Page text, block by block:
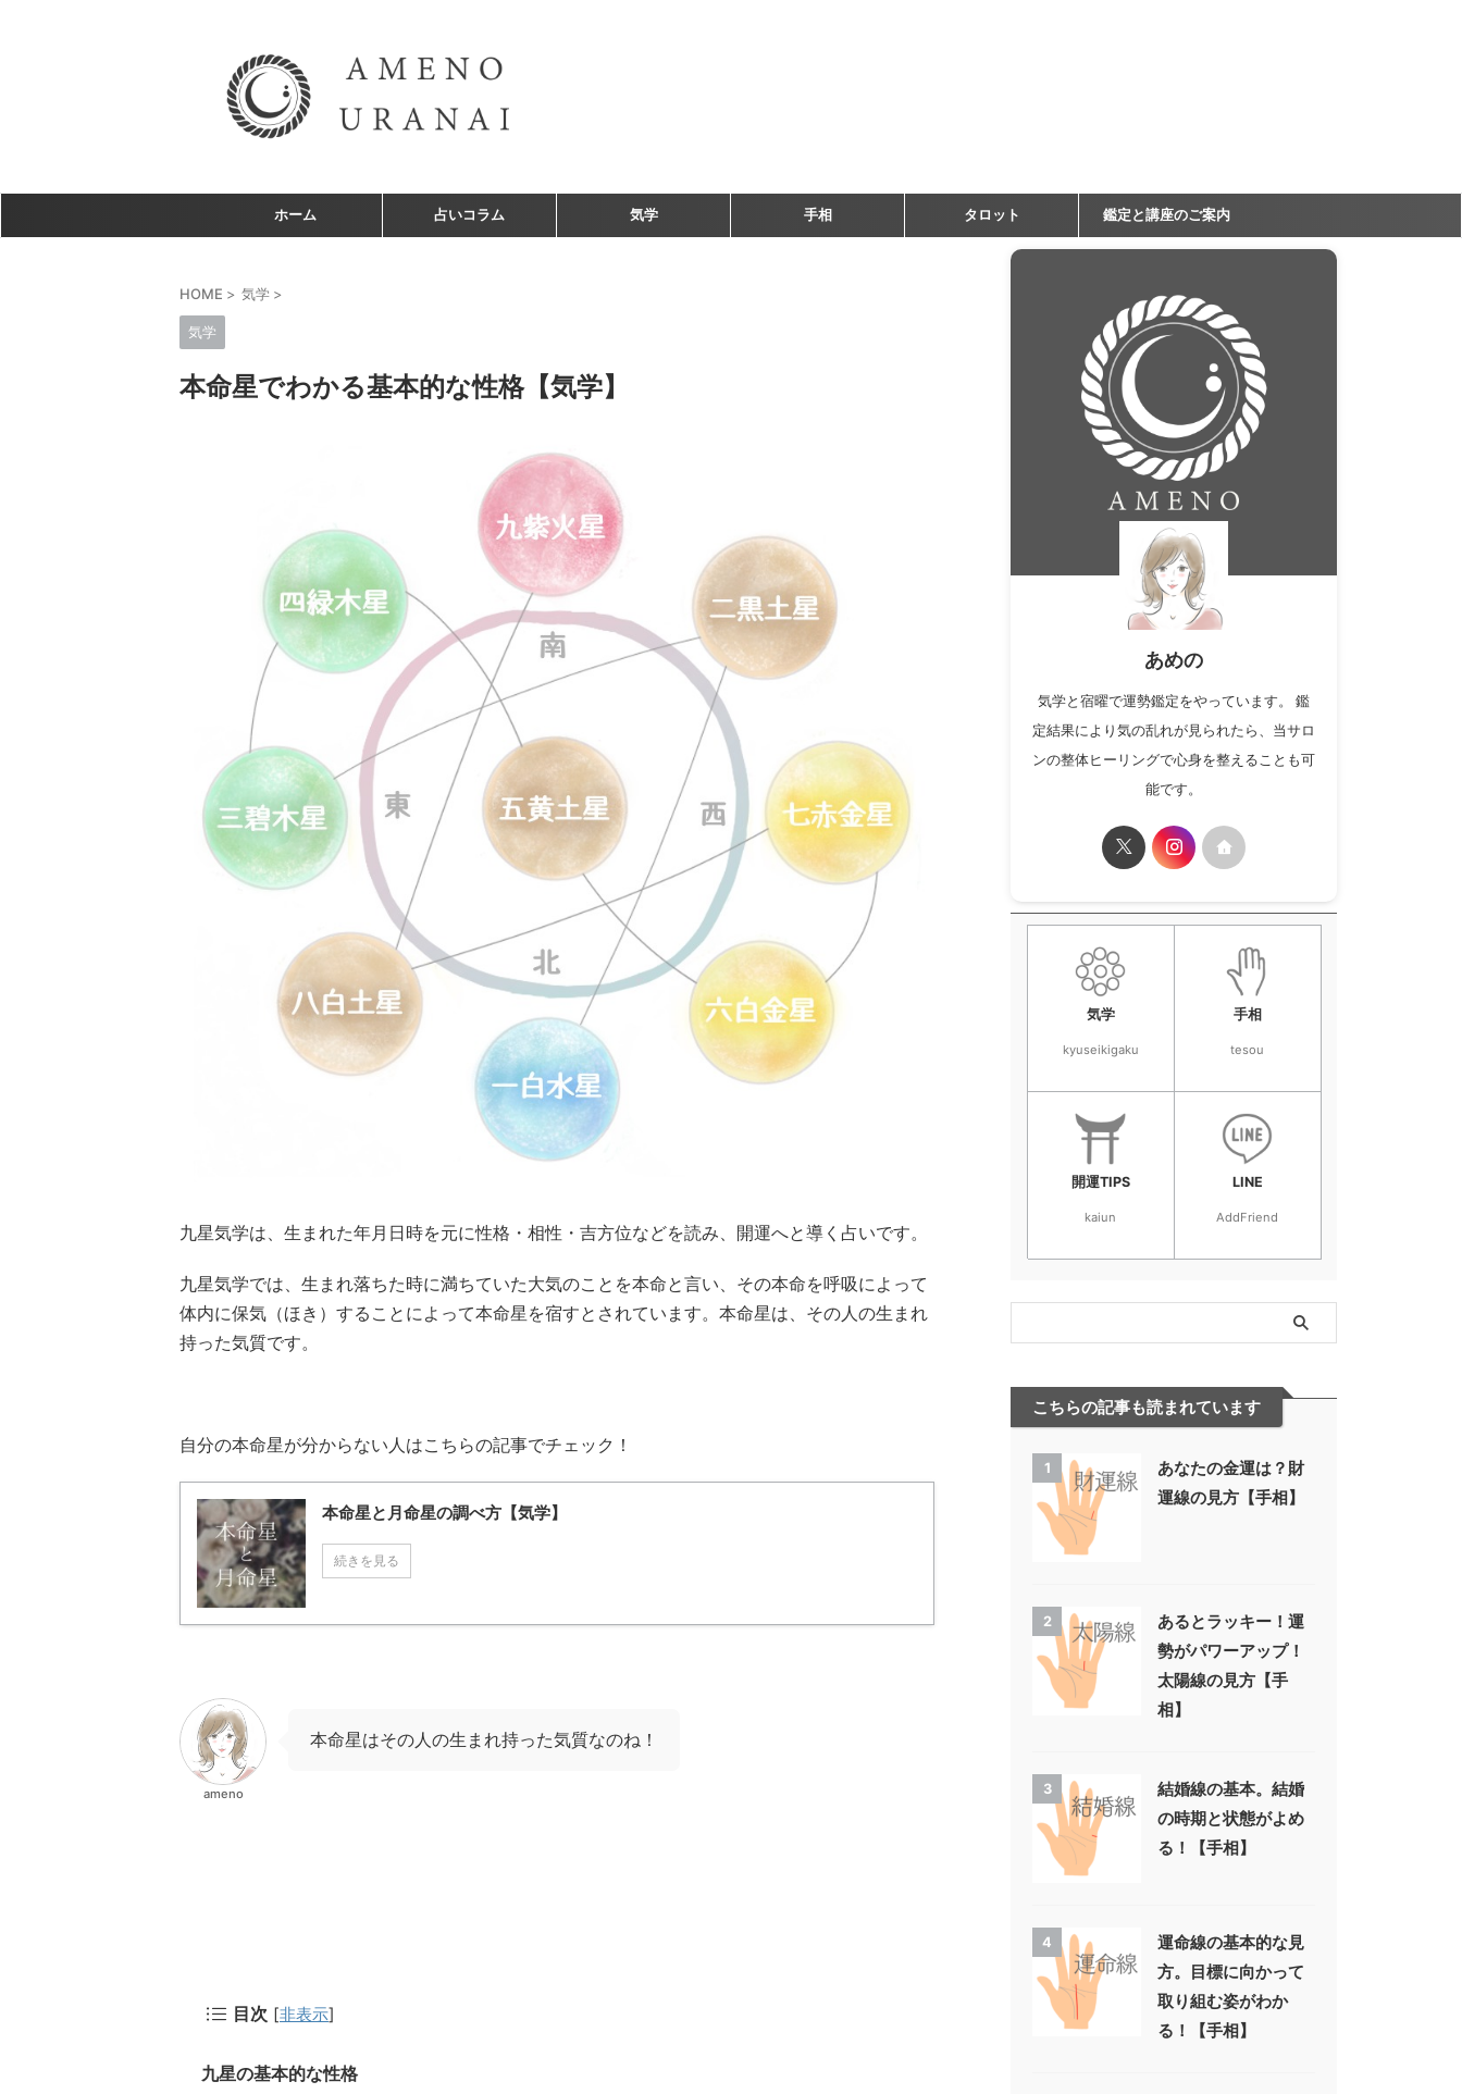
ホーム 占いコラム 気学 手相 タロット 鑑定と講座のご案内
HOME > 気学 >
気学
本命星でわかる基本的な性格【気学】
九星気学は、生まれた年月日時を元に性格・相性・吉方位などを読み、開運へと導く占いです。
九星気学では、生まれ落ちた時に満ちていた大気のことを本命と言い、その本命を呼吸によって
体内に保気（ほき）することによって本命星を宿すとされています。本命星は、その人の生まれ
持った気質です。
自分の本命星が分からない人はこちらの記事でチェック！
本命星と月命星の調べ方【気学】
続きを見る
ameno
本命星はその人の生まれ持った気質なのね！
目次 [非表示]
九星の基本的な性格
あめの
気学と宿曜で運勢鑑定をやっています。 鑑
定結果により気の乱れが見られたら、当サロ
ンの整体ヒーリングで心身を整えることも可
能です。
気学
kyuseikigaku
手相
tesou
開運TIPS
kaiun
LINE
AddFriend
こちらの記事も読まれています
1
あなたの金運は？財
運線の見方【手相】
2
あるとラッキー！運
勢がパワーアップ！
太陽線の見方【手
相】
3
結婚線の基本。結婚
の時期と状態がよめ
る！【手相】
4
運命線の基本的な見
方。目標に向かって
取り組む姿がわか
る！【手相】